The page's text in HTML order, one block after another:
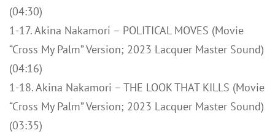
(04:30)
1-17. Akina Nakamori – POLITICAL MOVES (Movie
“Cross My Palm” Version; 2023 Lacquer Master Sound)
(04:16)
1-18. Akina Nakamori – THE LOOK THAT KILLS (Movie
“Cross My Palm” Version; 2023 Lacquer Master Sound)
(03:35)